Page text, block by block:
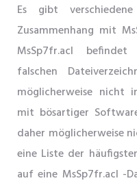
Es gibt
Zusammenhang mit
MsSp7fr.acl
falschen
möglicherweise nicht
mit bösartiger
daher möglicherweise
eine Liste der
auf eine MsSp7fr.acl -